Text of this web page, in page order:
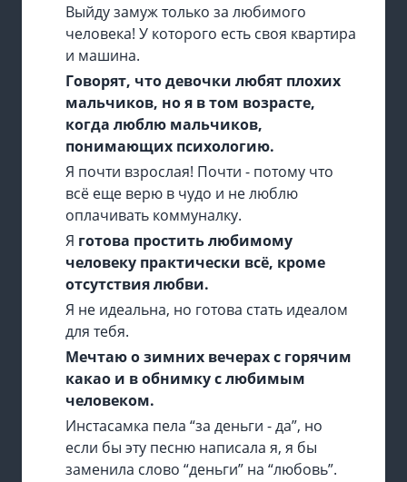
Выйду замуж только за любимого
человека! У которого есть своя квартира
и машина.
Говорят, что девочки любят плохих
мальчиков, но я в том возрасте,
когда люблю мальчиков,
понимающих психологию.
Я почти взрослая! Почти - потому что
всё еще верю в чудо и не люблю
оплачивать коммуналку.
Я готова простить любимому
человеку практически всё, кроме
отсутствия любви.
Я не идеальна, но готова стать идеалом
для тебя.
Мечтаю о зимних вечерах с горячим
какао и в обнимку с любимым
человеком.
Инстасамка пела “за деньги - да”, но
если бы эту песню написала я, я бы
заменила слово “деньги” на “любовь”.